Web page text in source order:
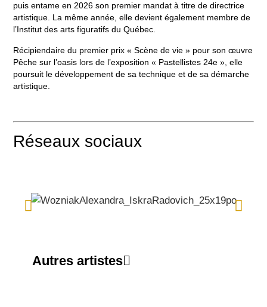
puis entame en 2026 son premier mandat à titre de directrice
artistique. La même année, elle devient également membre de
l’Institut des arts figuratifs du Québec.
Récipiendaire du premier prix « Scène de vie » pour son œuvre
Pêche sur l’oasis lors de l’exposition « Pastellistes 24e », elle
poursuit le développement de sa technique et de sa démarche
artistique.
Réseaux sociaux
Autres artistes